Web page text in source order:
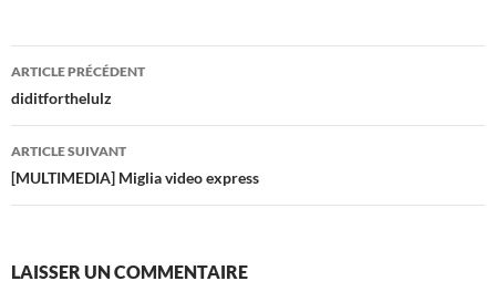
Navigation
des
articles
ARTICLE PRÉCÉDENT
diditforthelulz
ARTICLE SUIVANT
[MULTIMEDIA] Miglia video express
LAISSER UN COMMENTAIRE